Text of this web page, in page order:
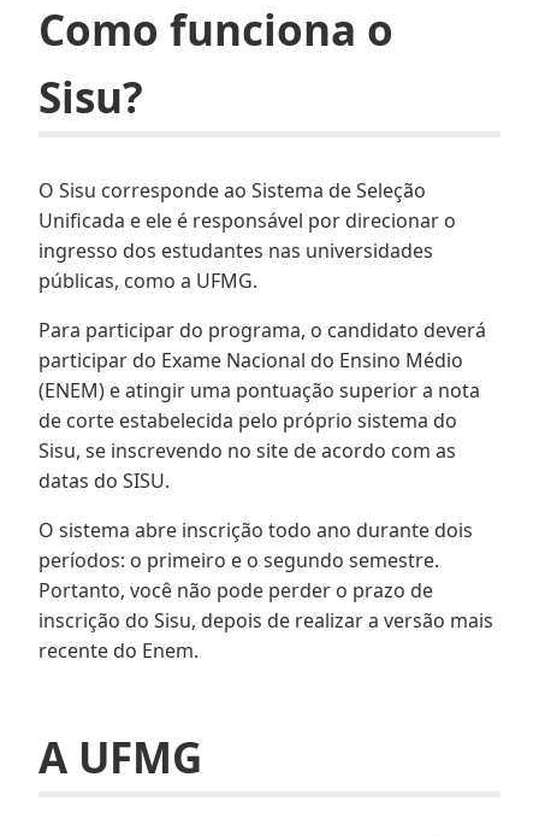
Como funciona o
Sisu?
O Sisu corresponde ao Sistema de Seleção
Unificada e ele é responsável por direcionar o
ingresso dos estudantes nas universidades
públicas, como a UFMG.
Para participar do programa, o candidato deverá
participar do Exame Nacional do Ensino Médio
(ENEM) e atingir uma pontuação superior a nota
de corte estabelecida pelo próprio sistema do
Sisu, se inscrevendo no site de acordo com as
datas do SISU.
O sistema abre inscrição todo ano durante dois
períodos: o primeiro e o segundo semestre.
Portanto, você não pode perder o prazo de
inscrição do Sisu, depois de realizar a versão mais
recente do Enem.
A UFMG